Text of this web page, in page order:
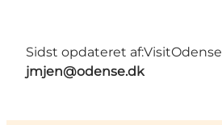
Sidst opdateret af:VisitOdense
jmjen@odense.dk